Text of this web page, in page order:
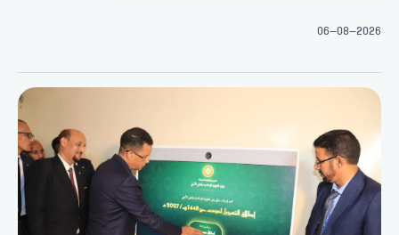
06-08-2026